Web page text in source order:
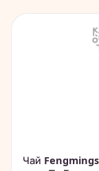
Чай